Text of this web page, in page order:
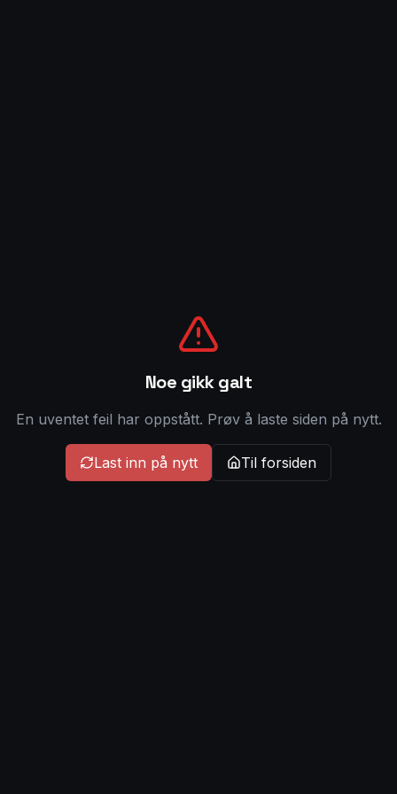
Noe gikk galt
En uventet feil har oppstått. Prøv å laste siden på nytt.
Last inn på nytt Til forsiden